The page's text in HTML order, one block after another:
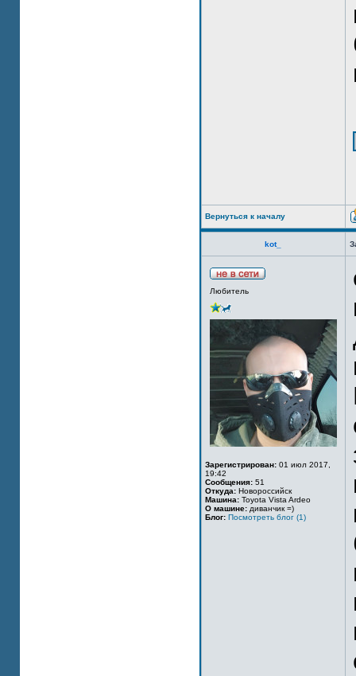
Вернуться к началу
kot_
Любитель
Зарегистрирован: 01 июл 2017,
19:42
Сообщения: 51
Откуда: Новороссийск
Машина: Toyota Vista Ardeo
О машине: диванчик =)
Блог: Посмотреть блог (1)